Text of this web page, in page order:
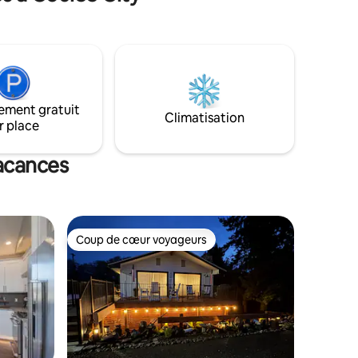
✔ haut
construite offre un espace propre et
température. Sirotez votre café du
matin sur le patio ou détendez-vous
dans le jacuzzi privé après une journée
au bord du lac. Nous espérons que vous
vous apprécierez votre séjour.
gratuit
place
Climatisation
Coup de cœur voyageurs
Coup de cœur voyageurs